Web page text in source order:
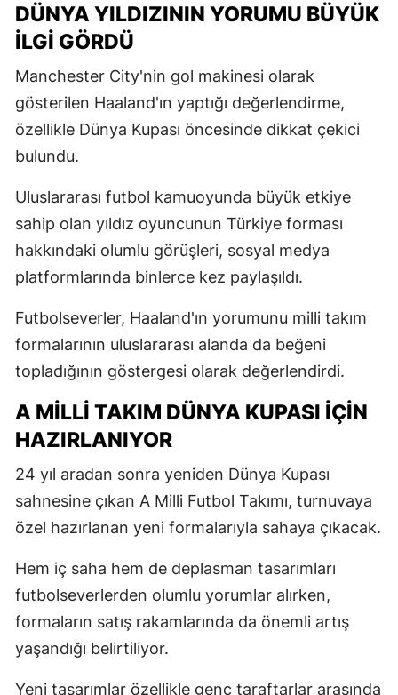
DÜNYA YILDIZININ YORUMU BÜYÜK
İLGI GÖRDÜ
Manchester City'nin gol makinesi olarak
gösterilen Haaland'ın yaptığı değerlendirme,
özellikle Dünya Kupası öncesinde dikkat çekici
bulundu.
Uluslararası futbol kamuoyunda büyük etkiye
sahip olan yıldız oyuncunun Türkiye forması
hakkındaki olumlu görüşleri, sosyal medya
platformlarında binlerce kez paylaşıldı.
Futbolseverler, Haaland'ın yorumunu milli takım
formalarının uluslararası alanda da beğeni
topladığının göstergesi olarak değerlendirdi.
A MILLI TAKIM DÜNYA KUPASI İÇIN
HAZIRLANIYOR
24 yıl aradan sonra yeniden Dünya Kupası
sahnesine çıkan A Milli Futbol Takımı, turnuvaya
özel hazırlanan yeni formalarıyla sahaya çıkacak.
Hem iç saha hem de deplasman tasarımları
futbolseverlerden olumlu yorumlar alırken,
formaların satış rakamlarında da önemli artış
yaşandığı belirtiliyor.
Yeni tasarımlar özellikle genç taraftarlar arasında